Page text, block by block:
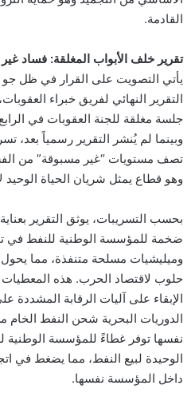
القادمة.
تقرير خلف الأبواب المغلقة: فساد
يأتي التصويت على القرار في ظل
التقرير النهائي لفريق خبراء
جلسة مغلقة للجنة العقوبات في
وبينما لم يُنشر التقرير رسمياً بعد،
تصف مستويات “غير مسبوقة” من
وهو قطاع يمثل شريان الحياة الوحيد
بحسب التسريبات، يوثق التقرير
ضخمة للمؤسسة الوطنية للنفط في
وميليشيات مسلحة متنفذة، مما يحول
حلوب لاقتصاد الحرب. هذه المعطيات
الإبقاء على آليات الرقابة المشددة
الدوريات البحرية شحن النفط الخام
نفسها توفر غطاءً للمؤسسة الوطنية
الوحيدة لبيع النفط، مما يضغط في
داخل المؤسسة نفسها.